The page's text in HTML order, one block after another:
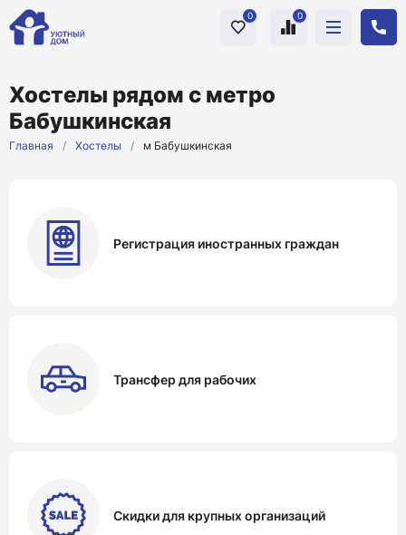
0 0
Хостелы рядом с метро
Бабушкинская
Главная / Хостелы / м Бабушкинская
Регистрация иностранных граждан
Трансфер для рабочих
Скидки для крупных организаций